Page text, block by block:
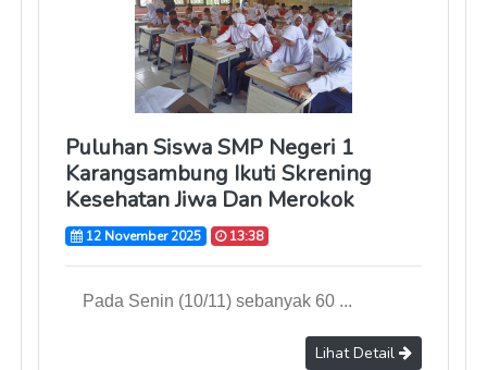
Puluhan Siswa SMP Negeri 1
Karangsambung Ikuti Skrening
Kesehatan Jiwa Dan Merokok
12 November 2025 13:38
Pada Senin (10/11) sebanyak 60 ...
Lihat Detail